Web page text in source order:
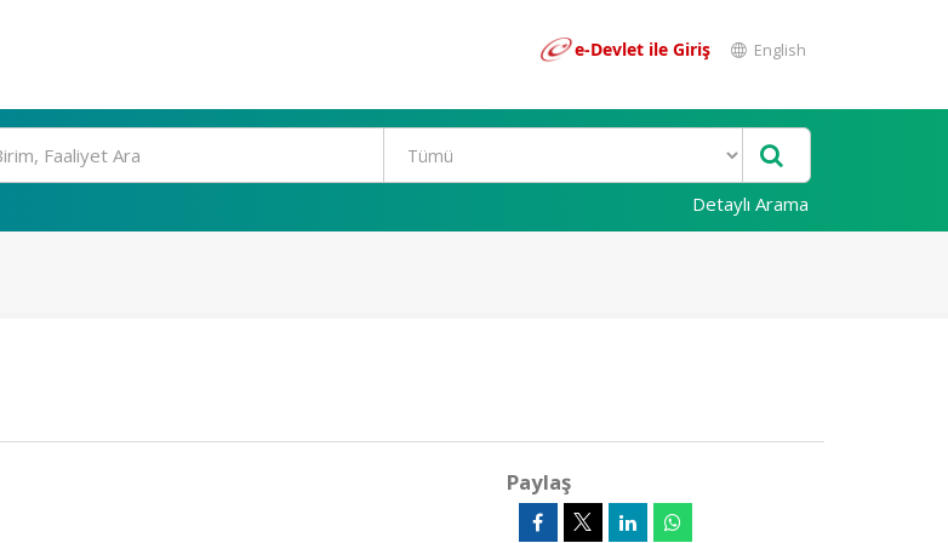
e-Devlet ile Giriş English
Detaylı Arama
Paylaş